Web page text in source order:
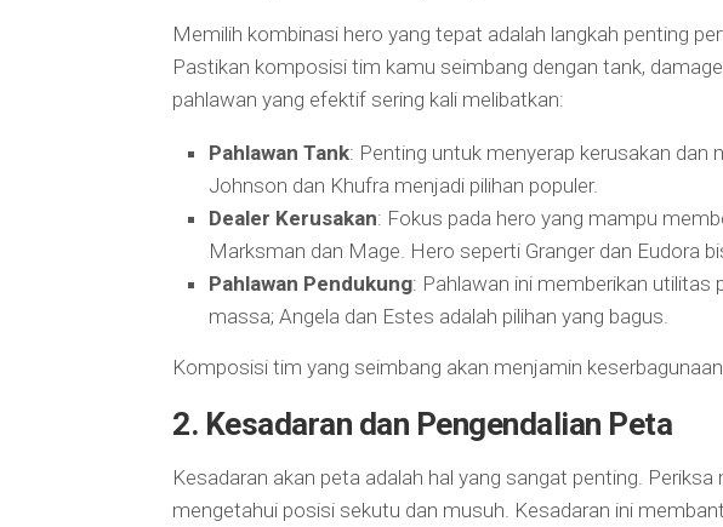
Memilih kombinasi hero yang tepat adalah langkah penting
Pastikan komposisi tim kamu seimbang dengan tank,
pahlawan yang efektif sering kali melibatkan:
Pahlawan Tank: Penting untuk menyerap kerusakan dan
Johnson dan Khufra menjadi pilihan populer.
Dealer Kerusakan: Fokus pada hero yang mampu
Marksman dan Mage. Hero seperti Granger dan Eudora
Pahlawan Pendukung: Pahlawan ini memberikan utilitas
massa; Angela dan Estes adalah pilihan yang bagus.
Komposisi tim yang seimbang akan menjamin
2. Kesadaran dan Pengendalian Peta
Kesadaran akan peta adalah hal yang sangat penting.
mengetahui posisi sekutu dan musuh. Kesadaran ini